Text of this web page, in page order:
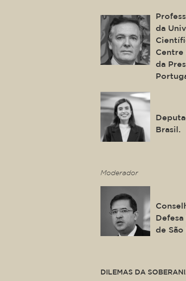
da
da
Brasil.
Moderador
de São
DILEMAS DA